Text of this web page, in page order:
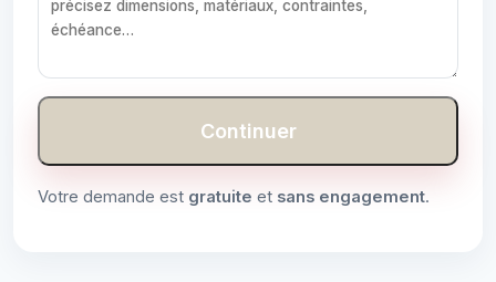
Continuer
Votre demande est gratuite et sans engagement.